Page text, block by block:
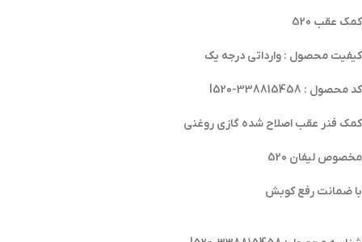
کمک عقب 520
کیفیت محصول : وارداتی درجه یک
کد محصول : l520-338815458
کمک فنر عقب اصلاح شده گازی روغنی
مخصوص لیفان 520
با ضمانت رفع کوبش